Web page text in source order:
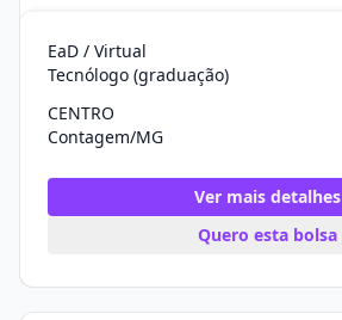
EaD / Virtual
Tecnólogo (graduação)
CENTRO
Contagem/MG
Ver mais detalhes
Quero esta bolsa